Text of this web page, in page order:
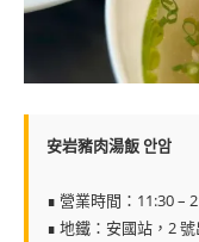
安岩豬肉湯飯 안암
∎ 營業時間：11:30 –
∎ 地鐵：安國站，2